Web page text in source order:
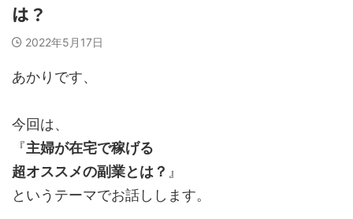
は？
2022年5月17日
あかりです、
今回は、
『主婦が在宅で稼げる
超オススメの副業とは？ 』
というテーマでお話しします。